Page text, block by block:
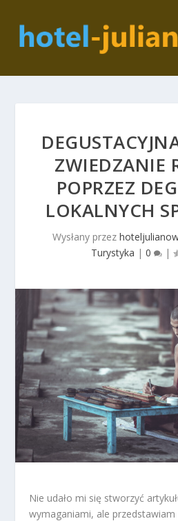
ZWIEDZANIE
POPRZEZ
LOKALNYCH
Wysłany przez
Turystyka | 0 |
Nie udało mi się stworzyć
wymaganiami, ale